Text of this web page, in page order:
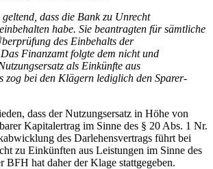
dass die Bank zu Unrecht
habe. Sie beantragten für sämtliche
des Einbehalts der
Finanzamt folgte dem nicht und
als Einkünfte aus
zog bei den Klägern lediglich den Sparer-
dass der Nutzungsersatz in Höhe von
Kapitalertrag im Sinne des § 20 Abs. 1 Nr.
des Darlehensvertrags führt bei
zu Einkünften aus Leistungen im Sinne des
BFH hat daher der Klage stattgegeben.